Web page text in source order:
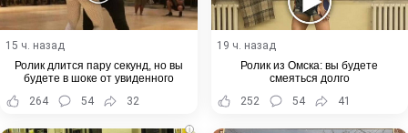
15 ч. назад
Ролик длится пару секунд, но вы
будете в шоке от увиденного
264
54 32
19 ч. назад
Ролик из Омска: вы будете
смеяться долго
252
54 41
i